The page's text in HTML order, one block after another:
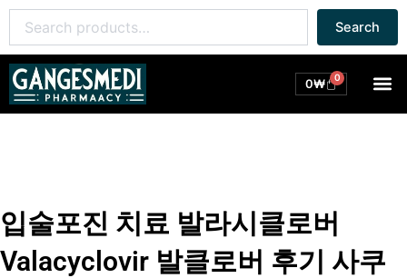
콘
츠
너
for:
Search
0₩ 0
Cart
입술포진 치료 발라시클로버
Valacyclovir 발클로버 후기 사쿠